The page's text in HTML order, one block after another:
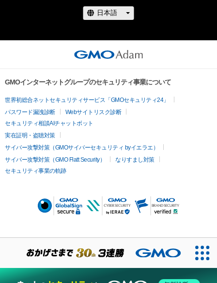
GMOインターネットグループのセキュリティ事業について
世界初総合ネットセキュリティサービス「GMOセキュリティ24」
パスワード漏洩診断
Webサイトリスク診断
セキュリティ相談AIチャットボット
実在証明・盗聴対策
サイバー攻撃対策（GMOサイバーセキュリティ byイエラエ）
サイバー攻撃対策（GMO Flatt Security）
なりすまし対策
セキュリティ事業の軌跡